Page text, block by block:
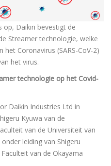
op, Daikin bevestigt de
Streamer technologie, welke
Coronavirus (SARS-CoV-2)
het virus.
technologie op het Covid-
Daikin Industries Ltd in
Kyuwa van de
van de Universiteit van
leiding van Shigeru
van de Okayama